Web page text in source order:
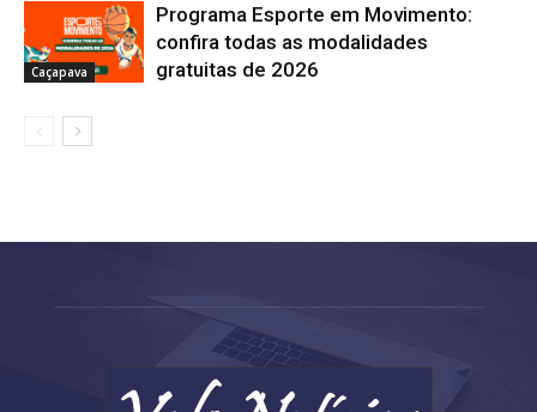
Caçapava
Programa Esporte em Movimento:
confira todas as modalidades
gratuitas de 2026